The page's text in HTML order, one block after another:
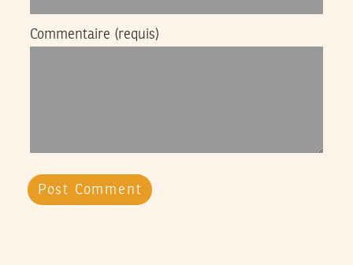
Commentaire (requis)